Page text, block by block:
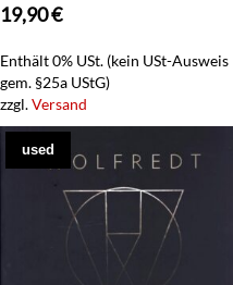
19,90€
Enthält 0% USt. (kein USt-Ausweis
gem. §25a UStG)
zzgl.Versand
used